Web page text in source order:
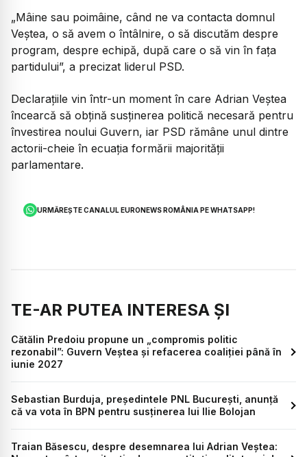
„Mâine sau poimâine, când ne va contacta domnul
Veștea, o să avem o întâlnire, o să discutăm despre
program, despre echipă, după care o să vin în fața
partidului”, a precizat liderul PSD.
Declarațiile vin într-un moment în care Adrian Veștea
încearcă să obțină susținerea politică necesară pentru
învestirea noului Guvern, iar PSD rămâne unul dintre
actorii-cheie în ecuația formării majorității
parlamentare.
URMĂREȘTE CANALUL EURONEWS ROMÂNIA PE WHATSAPP!
TE-AR PUTEA INTERESA ȘI
Cătălin Predoiu propune un „compromis politic
rezonabil”: Guvern Veștea și refacerea coaliției până în
iunie 2027
Sebastian Burduja, președintele PNL București, anunță
că va vota în BPN pentru susținerea lui Ilie Bolojan
Traian Băsescu, despre desemnarea lui Adrian Veștea: